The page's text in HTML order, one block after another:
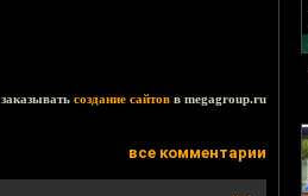
заказывать создание сайтов в megagroup.ru
все комментарии